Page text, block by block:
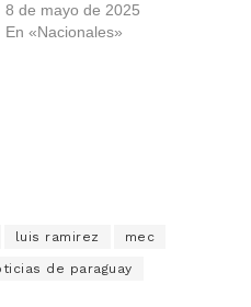
8 de mayo de 2025
En «Nacionales»
luis ramirez mec
de paraguay